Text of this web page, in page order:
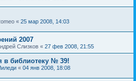
« 25 мар 2008, 14:03
2007
Слизков « 27 фев 2008, 21:55
в библиотеку № 39!
« 04 янв 2008, 18:08